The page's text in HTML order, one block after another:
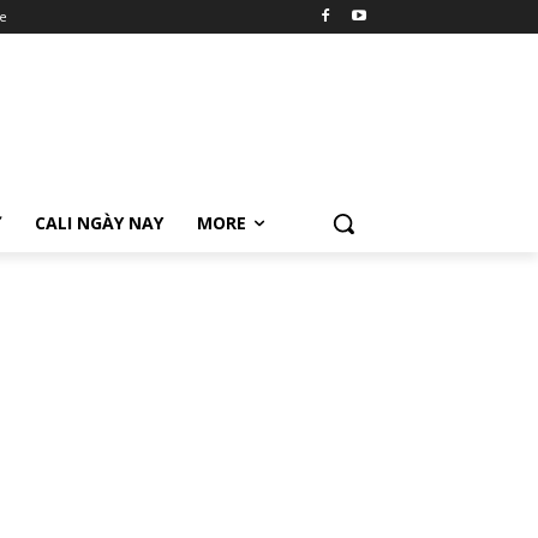
CALI NGÀY NAY MORE